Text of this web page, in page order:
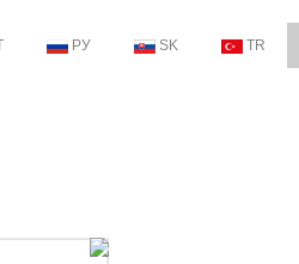
РУ SK TR